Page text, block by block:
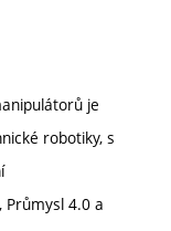
je
robotiky, s
Průmysl 4.0 a